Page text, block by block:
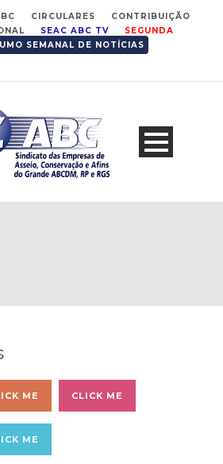
CIRCULARES
CONTRIBUIÇÃO
SEAC ABC TV
SEGUNDA
SEMANAL DE NOTÍCIAS
ME CLICK ME
ME